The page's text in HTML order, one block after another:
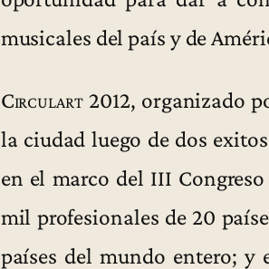
musicales del país y de
Circulart 2012, organizado
la ciudad luego de dos
en el marco del III
mil profesionales de 20
países del mundo entero; y